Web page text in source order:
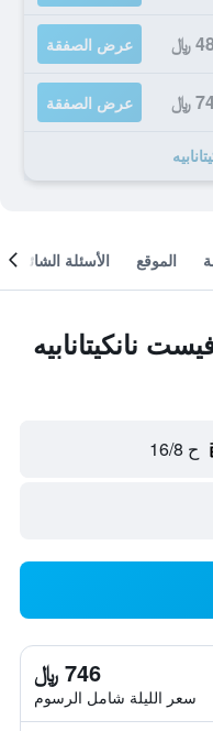
﷼ عرض الصفقة
﷼ عرض الصفقة
الموقع الأسئلة الشائعة
نانكيتانابيه
ح 16/8
746 ﷼
سعر الليلة شامل الرسوم